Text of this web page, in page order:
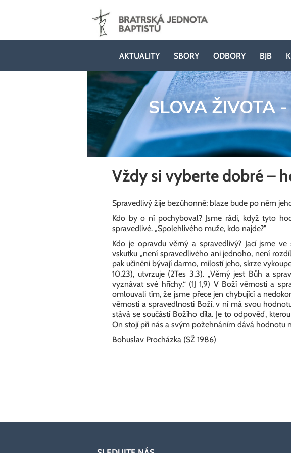
AKTUALITY SBORY ODBORY BJB
SLOVA ŽIVOTA
Vždy si vyberte dobré –
Spravedlivý žije bezúhonně; blaze bude po něm
Kdo by o ní pochyboval? Jsme rádi, když tyto
spravedlivé. „Spolehlivého muže, kdo najde?"
Kdo je opravdu věrný a spravedlivý? Jací jsme
vskutku „není spravedlivého ani jednoho, není
pak učiněni bývají darmo, milostí jeho, skrze
10,23), utvrzuje (2Tes 3,3). „Věrný jest Bůh a
vyznávat své hříchy.“ (1J 1,9) V Boží věrnosti a
omlouvali tím, že jsme přece jen chybující a
věrnosti a spravedlnosti Boží, v ní má svou
stává se součástí Božího díla. Je to odpověď,
On stojí při nás a svým požehnáním dává hodnotu
Bohuslav Procházka (SŽ 1986)